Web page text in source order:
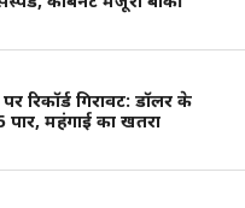
रिकॉर्ड गिरावट: डॉलर के
पार, महंगाई का खतरा